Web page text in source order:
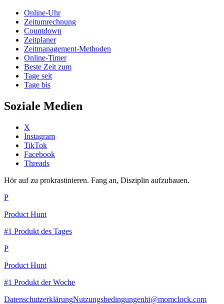
Online-Uhr
Zeitumrechnung
Countdown
Zeitplaner
Zeitmanagement-Methoden
Online-Timer
Beste Zeit zum
Tage seit
Tage bis
Soziale Medien
X
Instagram
TikTok
Facebook
Threads
Hör auf zu prokrastinieren. Fang an, Disziplin aufzubauen.
P
Product Hunt
#1 Produkt des Tages
P
Product Hunt
#1 Produkt der Woche
DatenschutzerklärungNutzungsbedingungenhi@momclock.com